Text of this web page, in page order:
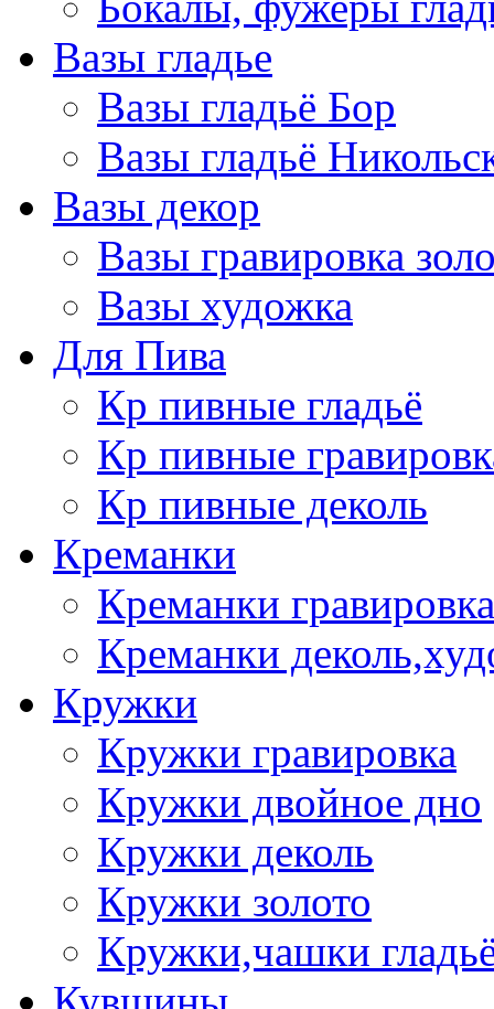
Вазы гладье
Вазы гладьё Бор
Вазы гладьё
Вазы декор
Вазы гравировка
Вазы художка
Для Пива
Кр пивные гладьё
Кр пивные
Кр пивные деколь
Креманки
Креманки
Креманки
Кружки
Кружки гравировка
Кружки двойное дно
Кружки деколь
Кружки золото
Кружки,чашки